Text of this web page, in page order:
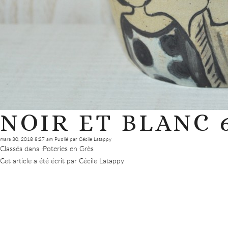
NOIR ET BLANC
mars 30, 2018 8:27 am Publié par Cécile Latappy
Classés dans :Poteries en Grès
Cet article a été écrit par Cécile Latappy